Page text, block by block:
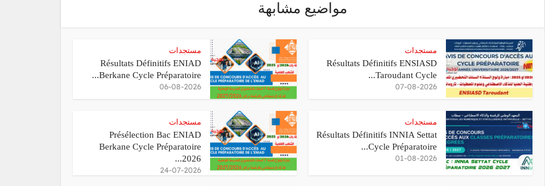
مواضيع مشابهة
مستجدات
Résultats Définitifs ENSIASD
Taroudant Cycle...
07-08-2026
مستجدات
Résultats Définitifs ENIAD
Berkane Cycle Préparatoire...
06-08-2026
مستجدات
Résultats Définitifs INNIA Settat
Cycle Préparatoire...
01-08-2026
مستجدات
Présélection Bac ENIAD
Berkane Cycle Préparatoire
2026...
24-07-2026